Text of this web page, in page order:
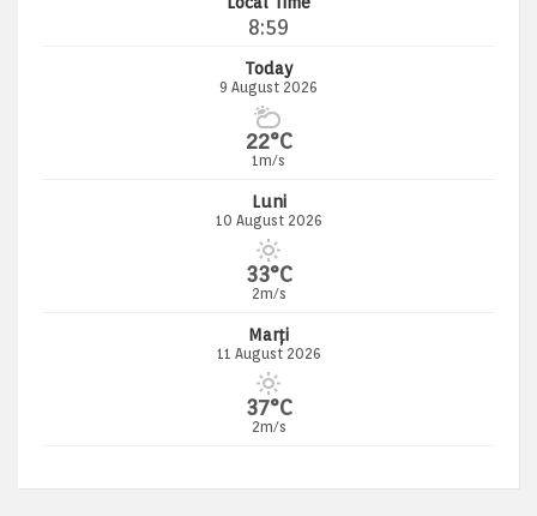
8:59
Today
9 August 2026
22°C
1m/s
Luni
10 August 2026
33°C
2m/s
Marți
11 August 2026
37°C
2m/s